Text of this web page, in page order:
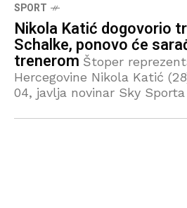
SPORT
Nikola Katić dogovorio
Schalke, ponovo će
trenerom Štoper
Hercegovine Nikola Katić
04, javlja novinar Sky
smatrati gotovim. Naime,